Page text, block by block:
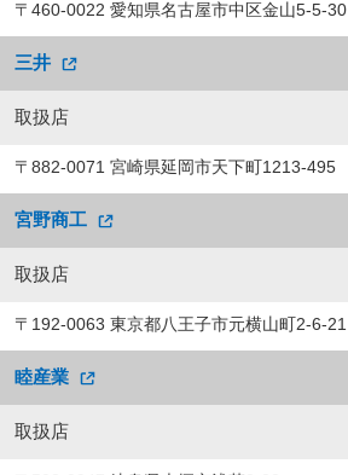
〒460-0022 愛知県名古屋市中区金山5-5-30
三井
取扱店
〒882-0071 宮崎県延岡市天下町1213-495
宮野商工
取扱店
〒192-0063 東京都八王子市元横山町2-6-21
睦産業
取扱店